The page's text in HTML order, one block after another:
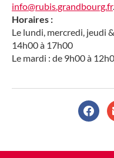
info@rubis.grandbourg.fr.
Horaires :
Le lundi, mercredi, jeudi
14h00 à 17h00
Le mardi : de 9h00 à